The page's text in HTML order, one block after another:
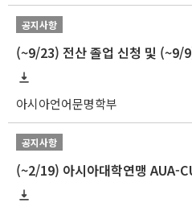
공지사항
(~9/23) 전산 졸업 신청 및 (~9/
아시아언어문명학부
공지사항